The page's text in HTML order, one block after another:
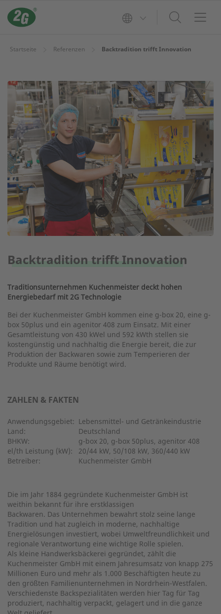
Startseite Referenzen Backtradition trifft Innovation
Backtradition trifft Innovation
Traditionsunternehmen Kuchenmeister deckt hohen
Energiebedarf mit 2G Technologie
Bei der Kuchenmeister GmbH kommen eine g-box 20, eine g-
box 50plus und ein agenitor 408 zum Einsatz. Mit einer
Gesamtleistung von 430 kWel und 592 kWth stellen sie
kostengünstig und nachhaltig die Energie bereit, die zur
Produktion der Backwaren sowie zum Temperieren der
Produkte und Räume benötigt wird.
ZAHLEN & FAKTEN
Anwendungsgebiet: Lebensmittel- und Getränkeindustrie
Land:
Deutschland
BHKW:
g-box 20, g-box 50plus, agenitor 408
el/th Leistung (kW):
20/44 kW, 50/108 kW, 360/440 kW
Betreiber:
Kuchenmeister GmbH
Die im Jahr 1884 gegründete Kuchenmeister GmbH ist
weithin bekannt für ihre erstklassigen
Backwaren. Das Unternehmen bewahrt stolz seine lange
Tradition und hat zugleich in moderne, nachhaltige
Energielösungen investiert, wobei Umweltfreundlichkeit und
regionale Verantwortung eine wichtige Rolle spielen.
Als kleine Handwerksbäckerei gegründet, zählt die
Kuchenmeister GmbH mit einem Jahresumsatz von knapp 275
Millionen Euro und mehr als 1.000 Beschäftigten heute zu
den größten Familienunternehmen in Nordrhein-Westfalen.
Verschiedenste Backspezialitäten werden hier Tag für Tag
produziert, nachhaltig verpackt, gelagert und in die ganze